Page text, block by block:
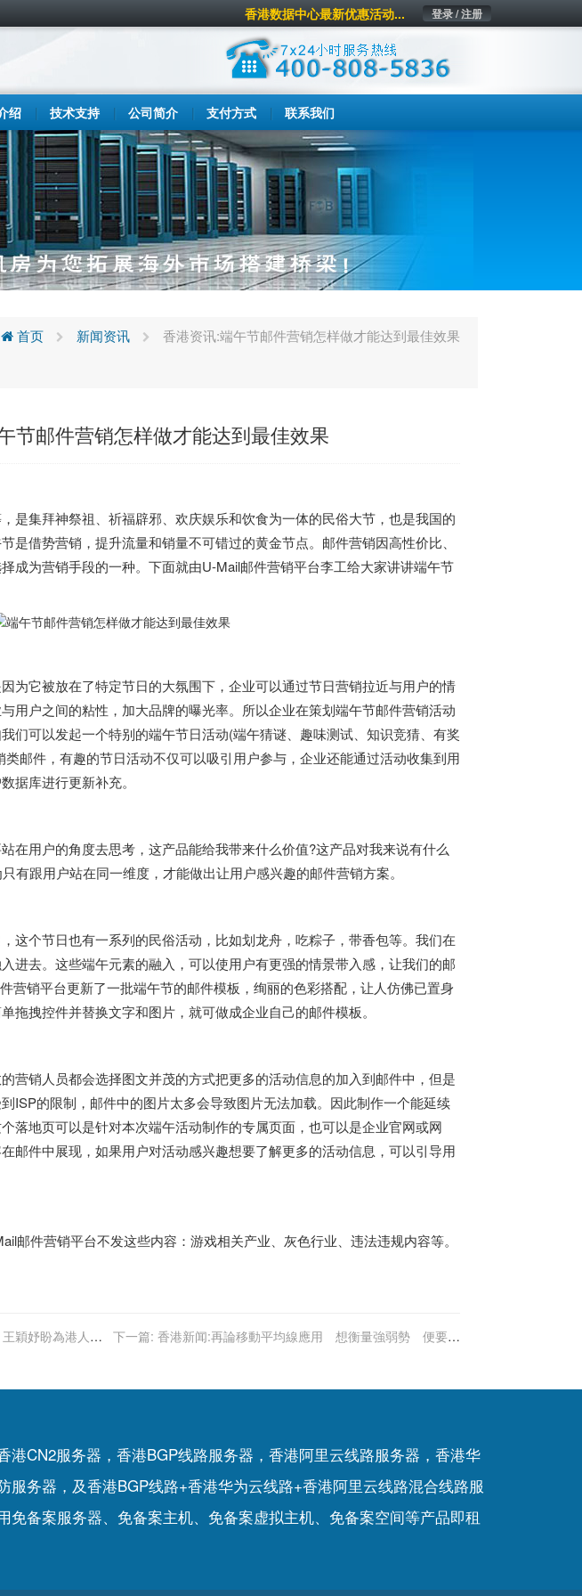
登录 / 注册
香港数据中心最新优惠活动...
绍 技术支持 公司简介 支付方式 联系我们
首页 新闻资讯 香港资讯:端午节邮件营销怎样做才能达到最佳效果
节邮件营销怎样做才能达到最佳效果
是集拜神祭祖、祈福辟邪、欢庆娱乐和饮食为一体的民俗大节，也是我国的
是借势营销，提升流量和销量不可错过的黄金节点。邮件营销因高性价比、
成为营销手段的一种。下面就由U-Mail邮件营销平台李工给大家讲讲端午节
为它被放在了特定节日的大氛围下，企业可以通过节日营销拉近与用户的情
用户之间的粘性，加大品牌的曝光率。所以企业在策划端午节邮件营销活动
们可以发起一个特别的端午节日活动(端午猜谜、趣味测试、知识竞猜、有奖
邮件，有趣的节日活动不仅可以吸引用户参与，企业还能通过活动收集到用
据库进行更新补充。
在用户的角度去思考，这产品能给我带来什么价值?这产品对我来说有什么
有跟用户站在同一维度，才能做出让用户感兴趣的邮件营销方案。
这个节日也有一系列的民俗活动，比如划龙舟，吃粽子，带香包等。我们在
进去。这些端午元素的融入，可以使用户有更强的情景带入感，让我们的邮
营销平台更新了一批端午节的邮件模板，绚丽的色彩搭配，让人仿佛已置身
拖拽控件并替换文字和图片，就可做成企业自己的邮件模板。
营销人员都会选择图文并茂的方式把更多的活动信息的加入到邮件中，但是
ISP的限制，邮件中的图片太多会导致图片无法加载。因此制作一个能延续
落地页可以是针对本次端午活动制作的专属页面，也可以是企业官网或网
邮件中展现，如果用户对活动感兴趣想要了解更多的活动信息，可以引导用
邮件营销平台不发这些内容：游戏相关产业、灰色行业、违法违规内容等。
穎妤盼為港人創
下一篇: 香港新闻:再論移動平均線應用 想衡量強弱勢 便要留
港CN2服务器，香港BGP线路服务器，香港阿里云线路服务器，香港华
服务器，及香港BGP线路+香港华为云线路+香港阿里云线路混合线路服
免备案服务器、 免备案主机、 免备案虚拟主机、 免备案空间等产品即租